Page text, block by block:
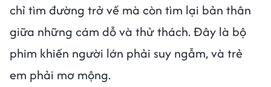
chỉ tìm đường trở về mà còn tìm lại bản thân
giữa những cám dỗ và thử thách. Đây là bộ
phim khiến người lớn phải suy ngẫm, và trẻ
em phải mơ mộng.